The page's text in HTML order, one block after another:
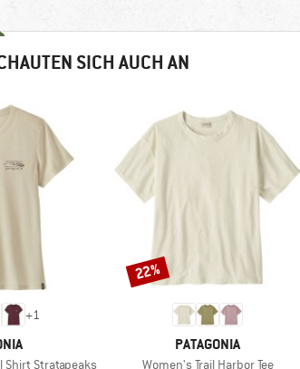
SICH AUCH AN
+1
Shirt Stratapeaks
MARKE
PATAGONIA
Artikel
Women's Trail Harbor Tee
Rabatt
22%